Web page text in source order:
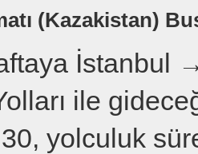
(Kazakistan)
İstanbul
ile
yolculuk